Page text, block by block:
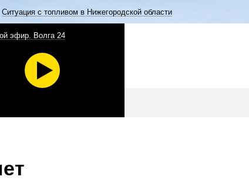
Ситуация с топливом в Нижегородской области
эфир. Волга 24